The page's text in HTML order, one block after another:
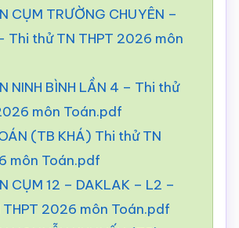
CỤM TRƯỜNG CHUYÊN –
Thi thử TN THPT 2026 môn
NINH BÌNH LẦN 4 – Thi thử
môn Toán.pdf
(TB KHÁ) Thi thử TN
môn Toán.pdf
CỤM 12 – DAKLAK – L2 –
THPT 2026 môn Toán.pdf